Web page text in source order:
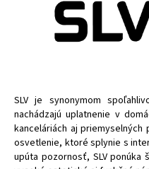
SLV je synonymom
nachádzajú uplatnenie v
kanceláriách aj
osvetlenie, ktoré splynie s
upúta pozornosť, SLV